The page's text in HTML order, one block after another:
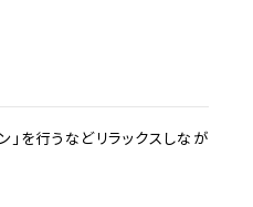
を行うなどリラックスしなが